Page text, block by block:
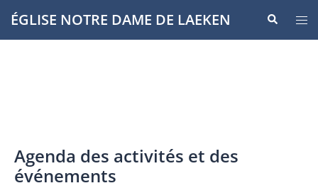
Aller
auÉGLISE NOTRE DAME DE LAEKEN
le
Agenda des activités et des
événements